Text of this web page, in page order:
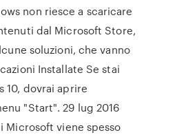
non riesce a scaricare
dal Microsoft Store,
soluzioni, che vanno
Installate Se stai
10, dovrai aprire
"Start". 29 lug 2016
Microsoft viene spesso